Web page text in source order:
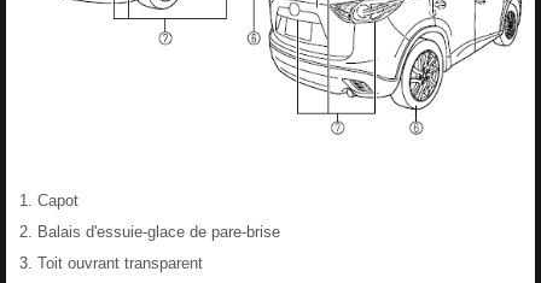
Capot
Balais d'essuie-glace de pare-brise
Toit ouvrant transparent